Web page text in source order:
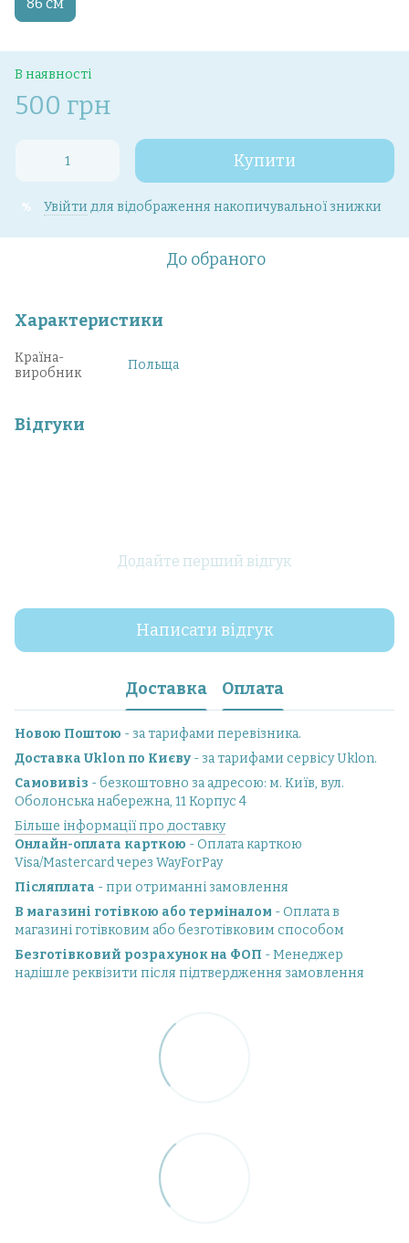
В наявності
500 грн
Купити
% Увійти для відображення накопичувальної знижки
До обраного
Характеристики
Країна-
виробник
Польща
Відгуки
Додайте перший відгук
Написати відгук
Доставка Оплата
Новою Поштою - за тарифами перевізника.
Доставка Uklon по Києву - за тарифами сервісу Uklon.
Самовивіз - безкоштовно за адресою: м. Київ, вул.
Оболонська набережна, 11 Корпус 4
Більше інформації про доставку
Онлайн-оплата карткою - Оплата карткою
Visa/Mastercard через WayForPay
Післяплата - при отриманні замовлення
В магазині готівкою або терміналом - Оплата в
магазині готівковим або безготівковим способом
Безготівковий розрахунок на ФОП - Менеджер
надішле реквізити після підтвердження замовлення